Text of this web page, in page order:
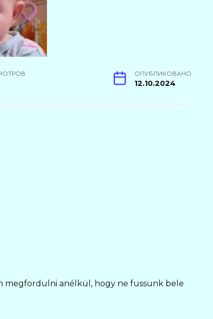
ОПУБЛИКОВАНО
12.10.2024
megfordulni anélkül, hogy ne fussunk bele